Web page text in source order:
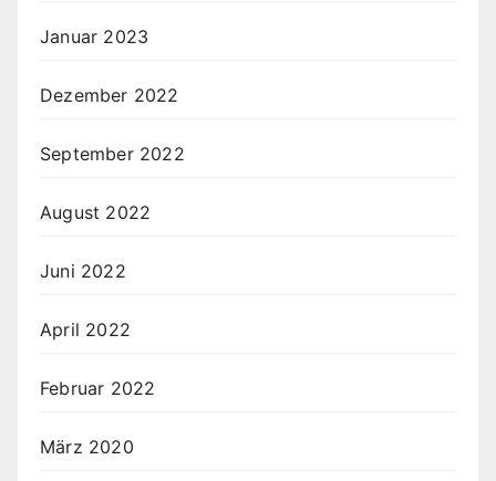
Januar 2023
Dezember 2022
September 2022
August 2022
Juni 2022
April 2022
Februar 2022
März 2020